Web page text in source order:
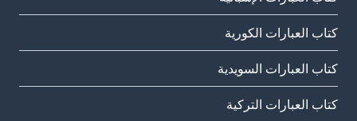
كتاب العبارات الكورية
كتاب العبارات السويدية
كتاب العبارات التركية